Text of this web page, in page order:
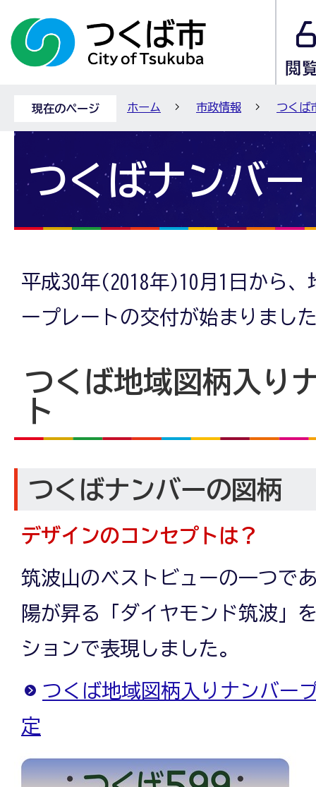
現在のページ ホーム 市政情報 つくば
つくばナンバー
平成30年(2018年)10月1日から
ープレートの交付が始まりまし
つくば地域図柄入り
ト
つくばナンバーの図柄
デザインのコンセプトは？
筑波山のベストビューの一つで
陽が昇る「ダイヤモンド筑波」
ションで表現しました。
つくば地域図柄入りナンバー
定